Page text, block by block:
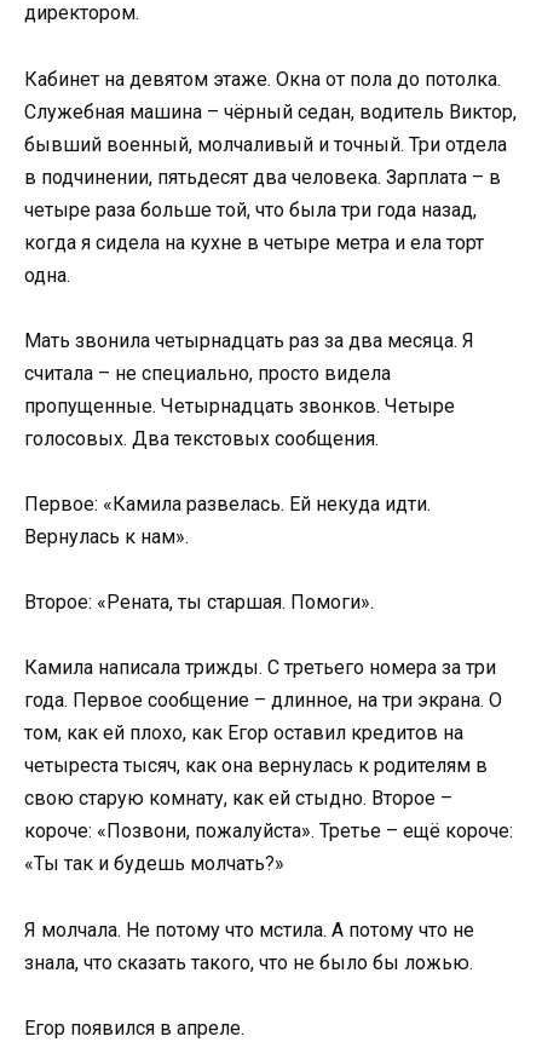
директором.
Кабинет на девятом этаже. Окна от пола до потолка.
Служебная машина – чёрный седан, водитель Виктор,
бывший военный, молчаливый и точный. Три отдела
в подчинении, пятьдесят два человека. Зарплата – в
четыре раза больше той, что была три года назад,
когда я сидела на кухне в четыре метра и ела торт
одна.
Мать звонила четырнадцать раз за два месяца. Я
считала – не специально, просто видела
пропущенные. Четырнадцать звонков. Четыре
голосовых. Два текстовых сообщения.
Первое: «Камила развелась. Ей некуда идти.
Вернулась к нам».
Второе: «Рената, ты старшая. Помоги».
Камила написала трижды. С третьего номера за три
года. Первое сообщение – длинное, на три экрана. О
том, как ей плохо, как Егор оставил кредитов на
четыреста тысяч, как она вернулась к родителям в
свою старую комнату, как ей стыдно. Второе –
короче: «Позвони, пожалуйста». Третье – ещё короче:
«Ты так и будешь молчать?»
Я молчала. Не потому что мстила. А потому что не
знала, что сказать такого, что не было бы ложью.
Егор появился в апреле.